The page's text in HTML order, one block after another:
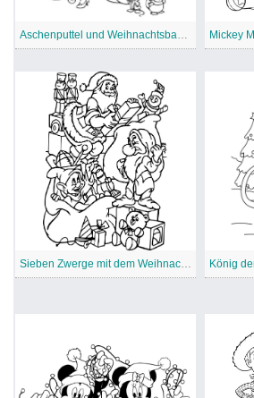
Aschenputtel und Weihnachtsbaum
Sieben Zwerge mit dem Weihnachtsmann